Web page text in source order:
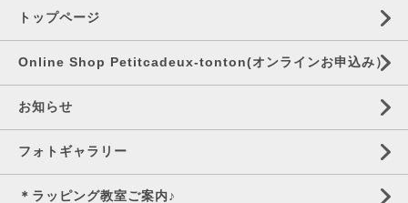
トップページ
Online Shop Petitcadeux-tonton(オンラインお申込み）
お知らせ
フォトギャラリー
＊ラッピング教室ご案内♪